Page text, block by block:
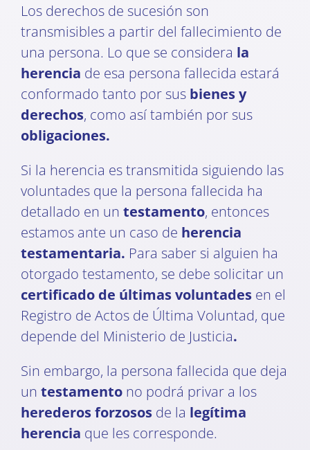
Los derechos de sucesión son
transmisibles a partir del fallecimiento de
una persona. Lo que se considera la
herencia de esa persona fallecida estará
conformado tanto por sus bienes y
derechos, como así también por sus
obligaciones.
Si la herencia es transmitida siguiendo las
voluntades que la persona fallecida ha
detallado en un testamento, entonces
estamos ante un caso de herencia
testamentaria. Para saber si alguien ha
otorgado testamento, se debe solicitar un
certificado de últimas voluntadesen el
Registro de Actos de Última Voluntad, que
depende del Ministerio de Justicia.
Sin embargo, la persona fallecida que deja
un testamentono podrá privar a los
herederos forzososde la legítima
herencia que les corresponde.